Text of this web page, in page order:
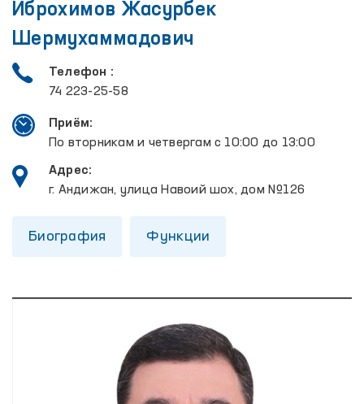
Иброхимов Жасурбек
Шермухаммадович
Телефон :
74 223-25-58
Приём:
По вторникам и четвергам с 10:00 до 13:00
Адрес:
г. Андижан, улица Навоий шох, дом №126
Биография Функции